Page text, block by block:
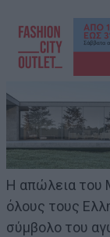
Η απώλεια του
όλους τους
σύμβολο του